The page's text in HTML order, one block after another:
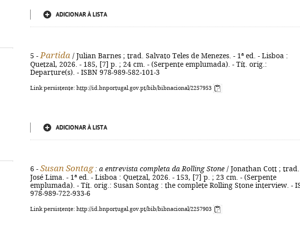
ADICIONAR À LISTA
5 - Partida / Julian Barnes ; trad. Salvato Teles de Menezes. - 1ª ed. - Lisboa :
Quetzal, 2026. - 185, [7] p. ; 24 cm. - (Serpente emplumada). - Tít. orig.:
Departure(s). - ISBN 978-989-582-101-3
Link persistente: http://id.bnportugal.gov.pt/bib/bibnacional/2257953
ADICIONAR À LISTA
6 - Susan Sontag: a entrevista completa da Rolling Stone / Jonathan Cott ; trad.
José Lima. - 1ª ed. - Lisboa : Quetzal, 2026. - 153, [7] p. ; 23 cm. - (Serpente
emplumada). - Tít. orig.: Susan Sontag : the complete Rolling Stone interview. -
978-989-722-933-6
Link persistente: http://id.bnportugal.gov.pt/bib/bibnacional/2257903